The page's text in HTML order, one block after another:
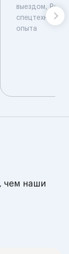
выездом,
спецтехники
опыта
чем наши